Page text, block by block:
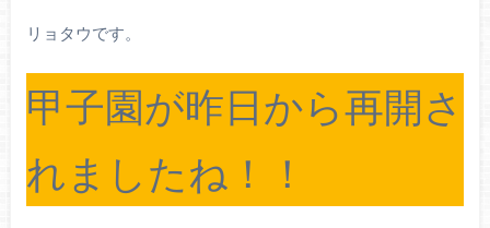
リョタウです。
甲子園が昨日から再開さ
れましたね！！